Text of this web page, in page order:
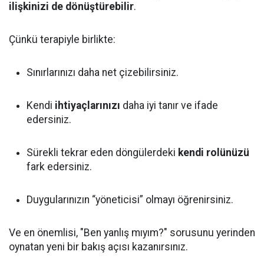
ilişkinizi de dönüştürebilir.
Çünkü terapiyle birlikte:
Sınırlarınızı daha net çizebilirsiniz.
Kendi ihtiyaçlarınızı daha iyi tanır ve ifade
edersiniz.
Sürekli tekrar eden döngülerdeki kendi rolünüzü
fark edersiniz.
Duygularınızın “yöneticisi” olmayı öğrenirsiniz.
Ve en önemlisi, "Ben yanlış mıyım?" sorusunu yerinden
oynatan yeni bir bakış açısı kazanırsınız.